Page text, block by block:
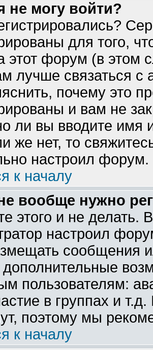
не могу войти?
для того,
этот форум (в этом
лучше связаться
почему это
и вам не
ли вы вводите
же нет, то
настроил форум.
к началу
вообще нужно
этого и не делать.
настроил
сообщения
пользователям:
в группах и
поэтому мы
к началу